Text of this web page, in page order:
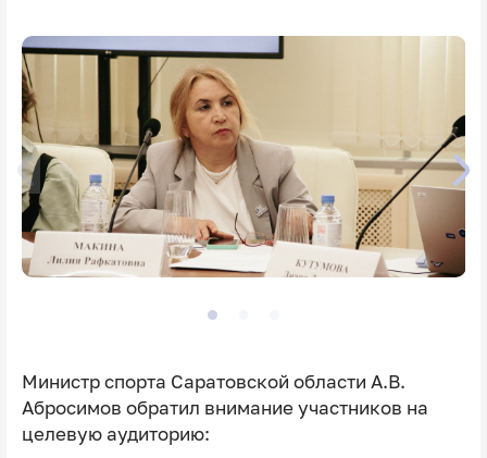
Министр спорта Саратовской области А.В.
Абросимов обратил внимание участников на
целевую аудиторию: